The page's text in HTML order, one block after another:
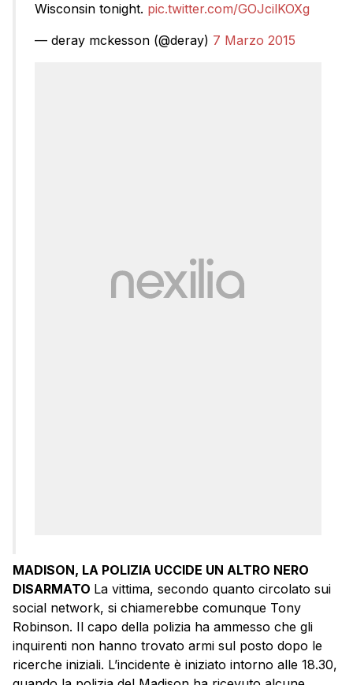
Wisconsin tonight. pic.twitter.com/GOJcilKOXg
— deray mckesson (@deray) 7 Marzo 2015
MADISON, LA POLIZIA UCCIDE UN ALTRO NERO
DISARMATO La vittima, secondo quanto circolato sui
social network, si chiamerebbe comunque Tony
Robinson. Il capo della polizia ha ammesso che gli
inquirenti non hanno trovato armi sul posto dopo le
ricerche iniziali. L’incidente è iniziato intorno alle 18.30,